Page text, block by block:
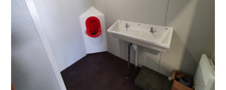
100
modules
reconditionnés